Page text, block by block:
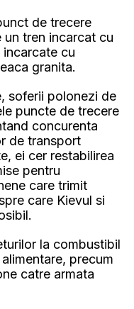
de trecere
un tren incarcat cu
cu
granita.
soferii polonezi de
puncte de trecere
concurenta
de transport
ei cer restabilirea
pentru
care trimit
care Kievul si
la combustibil
precum
catre armata